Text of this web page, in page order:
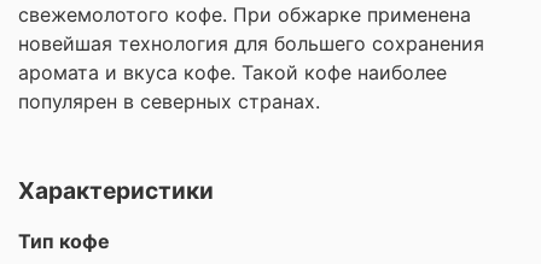
свежемолотого кофе. При обжарке применена
новейшая технология для большего сохранения
аромата и вкуса кофе. Такой кофе наиболее
популярен в северных странах.
Характеристики
Тип кофе